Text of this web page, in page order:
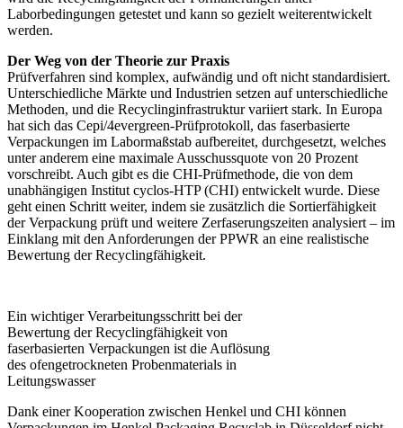
Laborbedingungen getestet und kann so gezielt weiterentwickelt
werden.
Der Weg von der Theorie zur Praxis
Prüfverfahren sind komplex, aufwändig und oft nicht standardisiert.
Unterschiedliche Märkte und Industrien setzen auf unterschiedliche
Methoden, und die Recyclinginfrastruktur variiert stark. In Europa
hat sich das Cepi/4evergreen-Prüfprotokoll, das faserbasierte
Verpackungen im Labormaßstab aufbereitet, durchgesetzt, welches
unter anderem eine maximale Ausschussquote von 20 Prozent
vorschreibt. Auch gibt es die CHI-Prüfmethode, die von dem
unabhängigen Institut cyclos-HTP (CHI) entwickelt wurde. Diese
geht einen Schritt weiter, indem sie zusätzlich die Sortierfähigkeit
der Verpackung prüft und weitere Zerfaserungszeiten analysiert – im
Einklang mit den Anforderungen der PPWR an eine realistische
Bewertung der Recyclingfähigkeit.
Ein wichtiger Verarbeitungsschritt bei der
Bewertung der Recyclingfähigkeit von
faserbasierten Verpackungen ist die Auflösung
des ofengetrockneten Probenmaterials in
Leitungswasser
Dank einer Kooperation zwischen Henkel und CHI können